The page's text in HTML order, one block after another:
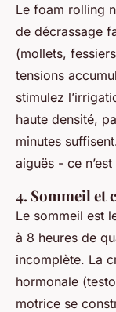
Le foam rolling
de décrassage
(mollets,
tensions
stimulez
haute densité,
minutes
aiguës - ce
4. Sommeil et
Le sommeil est
à 8 heures de
incomplète. La
hormonale
motrice se